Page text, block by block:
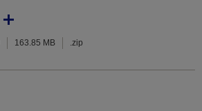
163.85 MB .zip